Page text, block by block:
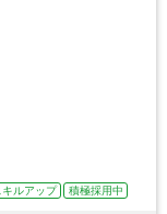
キルアップ 積極採用中